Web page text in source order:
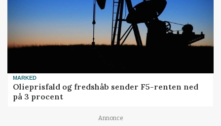
MARKED
Olieprisfald og fredshåb sender F5-renten ned
på 3 procent
Annonce